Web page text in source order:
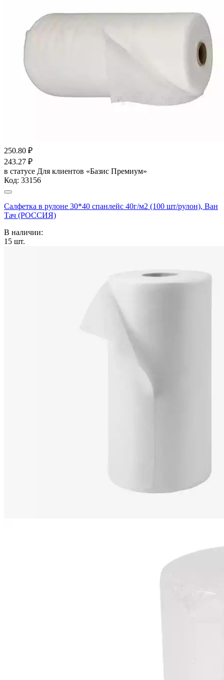
250.80 ₽
243.27 ₽
в статусе Для клиентов «Базис Премиум»
Код: 33156
Салфетка в рулоне 30*40 спанлейс 40г/м2 (100 шт/рулон), Ван
Тач (РОССИЯ)
В наличии:
15 шт.